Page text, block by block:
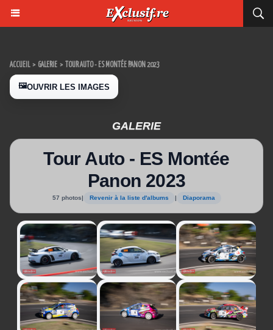
ACCUEIL > GALERIE > TOUR AUTO - ES MONTÉE PANON 2023
🖼️OUVRIR LES IMAGES
GALERIE
Tour Auto - ES Montée
Panon 2023
57 photos| Revenir à la liste d'albums | Diaporama